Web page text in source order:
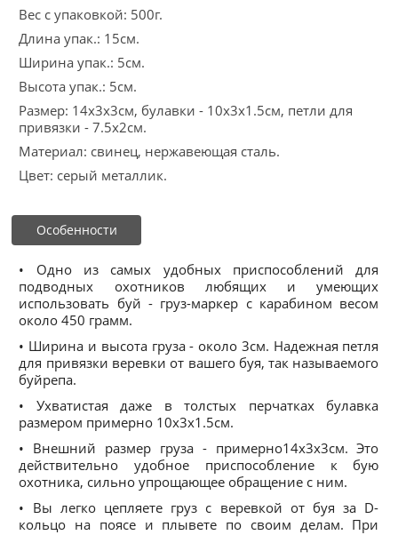
Вес с упаковкой: 500г.
Длина упак.: 15см.
Ширина упак.: 5см.
Высота упак.: 5см.
Размер: 14x3x3см, булавки - 10x3x1.5см, петли для
привязки - 7.5х2см.
Материал: свинец, нержавеющая сталь.
Цвет: серый металлик.
Особенности
• Одно из самых удобных приспособлений для
подводных охотников любящих и умеющих
использовать буй - груз-маркер с карабином весом
около 450 грамм.
• Ширина и высота груза - около 3см. Надежная петля
для привязки веревки от вашего буя, так называемого
буйрепа.
• Ухватистая даже в толстых перчатках булавка
размером примерно 10x3x1.5см.
• Внешний размер груза - примерно14х3х3см. Это
действительно удобное приспособление к бую
охотника, сильно упрощающее обращение с ним.
• Вы легко цепляете груз с веревкой от буя за D-
кольцо на поясе и плывете по своим делам. При